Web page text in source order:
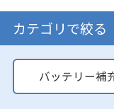
カテゴリで絞る
バッテリー補